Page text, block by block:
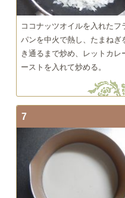
ココナッツオイルを入れたフ
パンを中火で熱し、たまねぎ
き通るまで炒め、レットカレ
ーストを入れて炒める。
7